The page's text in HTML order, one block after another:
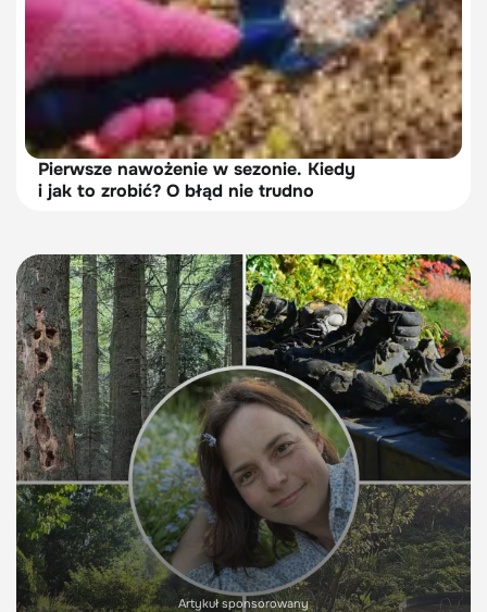
Pierwsze nawożenie w sezonie. Kiedy
i jak to zrobić? O błąd nie trudno
Artykuł sponsorowany